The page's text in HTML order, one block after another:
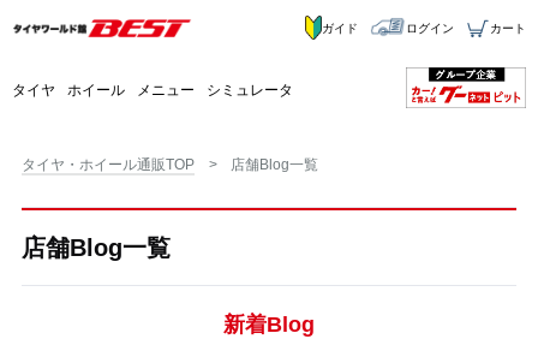
タイヤ ホイール メニュー シミュレータ
ガイド ログイン カート
タイヤ・ホイール通販TOP 店舗Blog一覧
店舗Blog一覧
新着Blog